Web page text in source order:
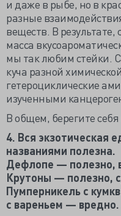
и даже в рыбе, но в
разные
веществ. В результате,
масса
мы так любим стейки. С
куча разной
гетероциклические
изученными
В общем, берегите себя
4. Вся экзотическая
названиями полезна.
Дефлопе — полезно,
Крутоны — полезно,
Пумперникель с
с вареньем — вредно.